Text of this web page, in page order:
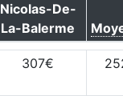
Nicolas-De-
La-Balerme
307€